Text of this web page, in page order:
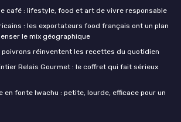
café : lifestyle, food et art de vivre responsable
: les exportateurs food français ont un plan
le mix géographique
poivrons réinventent les recettes du quotidien
Relais Gourmet : le coffret qui fait sérieux
en fonte Iwachu : petite, lourde, efficace pour un